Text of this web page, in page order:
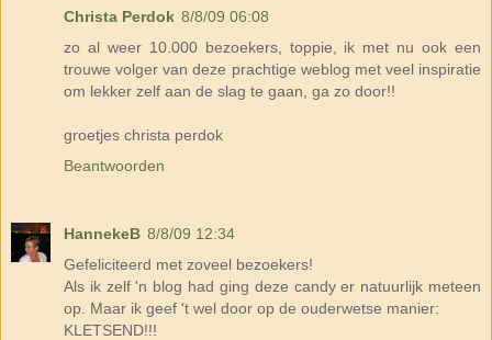
Christa Perdok 8/8/09 06:08
zo al weer 10.000 bezoekers, toppie, ik met nu ook een
trouwe volger van deze prachtige weblog met veel inspiratie
om lekker zelf aan de slag te gaan, ga zo door!!
groetjes christa perdok
Beantwoorden
HannekeB 8/8/09 12:34
Gefeliciteerd met zoveel bezoekers!
Als ik zelf 'n blog had ging deze candy er natuurlijk meteen
op. Maar ik geef 't wel door op de ouderwetse manier:
KLETSEND!!!